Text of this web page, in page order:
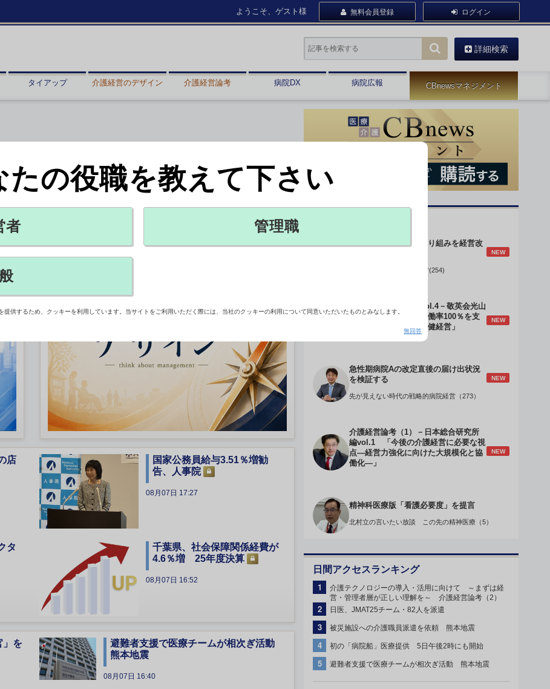
ようこそ、ゲスト様 無料会員登録 ログイン
詳細検索
タイアップ 介護経営のデザイン 介護経営論考 病院DX 病院広報 CBnewsマネジメント
在宅介護事業は使命 アースサポー
ト・森山社長
店
国家公務員給与3.51％増勧
告、人事院
08月07日 17:27
タ
千葉県、社会保障関係経費が
4.6％増 25年度決算
08月07日 16:52
」を
避難者支援で医療チームが相次ぎ活動
熊本地震
08月07日 16:40
身体的拘束最小化の取り組みを経営改
NEW
データで読み解く病院経営(254)
介護経営のデザインVol.4－敬英会光山
誠理事長 「驚異の稼働率100％を支
える『顧客目線』の老健経営」
NEW
急性期病院Aの改定直後の届け出状況
を検証する
NEW
先が見えない時代の戦略的病院経営（273）
介護経営論考（1）－日本総合研究所
編vol.1 「今後の介護経営に必要な視
点―経営力強化に向けた大規模化と協
働化―」
NEW
精神科医療版「看護必要度」を提言
北村立の言いたい放談 この先の精神医療（5）
日間アクセスランキング
1
介護テクノロジーの導入・活用に向けて ～まずは経
営・管理者層が正しい理解を～ 介護経営論考（2）
2 日医、JMAT25チーム・82人を派遣
3 被災施設への介護職員派遣を依頼 熊本地震
4 初の「病院船」医療提供 5日午後2時にも開始
5 避難者支援で医療チームが相次ぎ活動 熊本地震
たの役職を教えて下さい
者 管理職
提供するため、クッキーを利用しています。当サイトをご利用いただく際には、当社のクッキーの利用について同意いただいたものとみなします。
無回答